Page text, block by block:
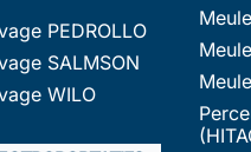
PEDROLLO
SALMSON
WILO